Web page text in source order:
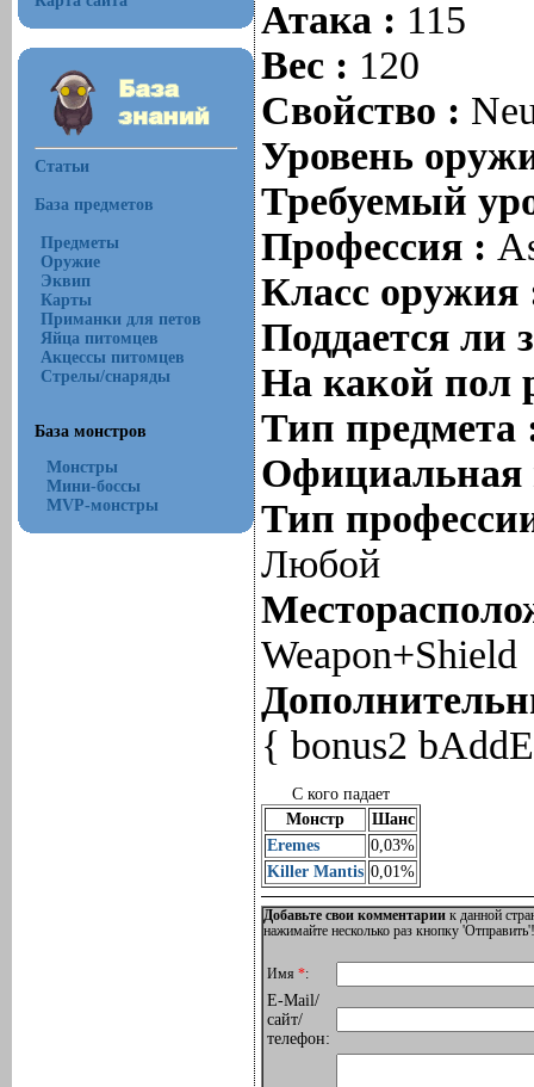
Статьи
База предметов
Предметы
Оружие
Эквип
Карты
Приманки для петов
Яйца питомцев
Акцессы питомцев
Стрелы/снаряды
База монстров
Монстры
Мини-боссы
MVP-монстры
Атака : 115
Вес : 120
Свойство :
Уровень
Требуемый
Профессия :
Класс
Поддается ли
На какой пол
Тип
Тип
Любой
Weapon+Shield
{ bonus2
С кого падает
Монстр
Шанс
Eremes
0,03%
Killer Mantis 0,01%
Добавьте свои комментарии к данной
нажимайте несколько раз кнопку
Имя*:
E-Mail/
сайт/
телефон: